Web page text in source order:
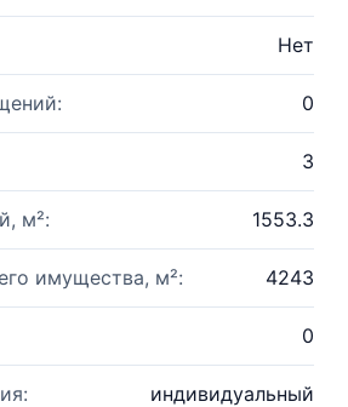
Нет
0
3
м²: 1553.3
имущества, м²: 4243
0
индивидуальный